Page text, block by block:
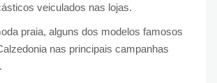
veiculados nas lojas.
praia, alguns dos modelos famosos
nas principais campanhas